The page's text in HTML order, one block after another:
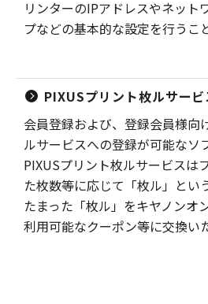
リンターのIPアドレスやネット
プなどの基本的な設定を行うこ
PIXUSプリント枚ルサー
会員登録および、登録会員様向
ルサービスへの登録が可能なソ
PIXUSプリント枚ルサービスは
た枚数等に応じて「枚ル」とい
たまった「枚ル」をキヤノンオ
利用可能なクーポン等に交換い